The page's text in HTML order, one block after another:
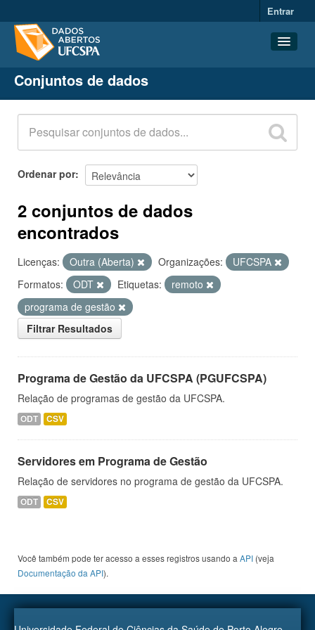
Entrar
Conjuntos de dados
Organizações
Grupos
Sobre
Conjuntos de dados
Ordenar por
2 conjuntos de dados
encontrados
Licenças: Outra (Aberta) Organizações:
UFCSPA
Formatos:
ODT Etiquetas:
remoto
programa de gestão
Filtrar Resultados
Programa de Gestão da UFCSPA (PGUFCSPA)
Relação de programas de gestão da UFCSPA.
ODT CSV
Servidores em Programa de Gestão
Relação de servidores no programa de gestão da UFCSPA.
ODT CSV
Você também pode ter acesso a esses registros usando a API (veja
Documentação da API).